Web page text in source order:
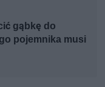
gąbkę do
pojemnika musi